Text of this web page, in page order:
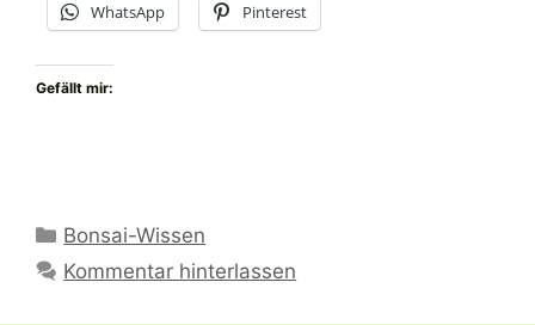
WhatsApp Pinterest
Gefällt mir:
Kategorien
Bonsai-Wissen
Kommentar hinterlassen